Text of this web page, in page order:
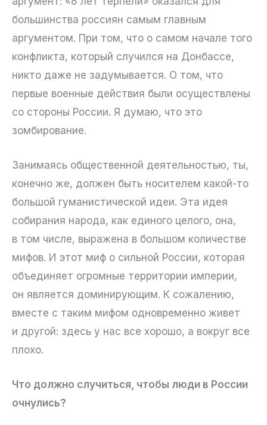
большинства россиян самым главным
аргументом. При том, что о самом начале того
конфликта, который случился на Донбассе,
никто даже не задумывается. О том, что
первые военные действия были осуществлены
со стороны России. Я думаю, что это
зомбирование.
Занимаясь общественной деятельностью, ты,
конечно же, должен быть носителем какой-то
большой гуманистической идеи. Эта идея
собирания народа, как единого целого, она,
в том числе, выражена в большом количестве
мифов. И этот миф о сильной России, которая
объединяет огромные территории империи,
он является доминирующим. К сожалению,
вместе с таким мифом одновременно живет
и другой: здесь у нас все хорошо, а вокруг все
плохо.
Что должно случиться, чтобы люди в России
очнулись?